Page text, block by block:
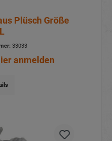
Plüsch Größe
33033
anmelden